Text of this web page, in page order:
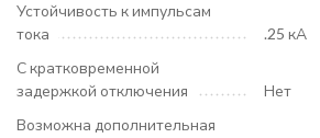
Устойчивость к импульсам
тока
.25 кА
С кратковременной
задержкой отключения
Нет
Возможна дополнительная